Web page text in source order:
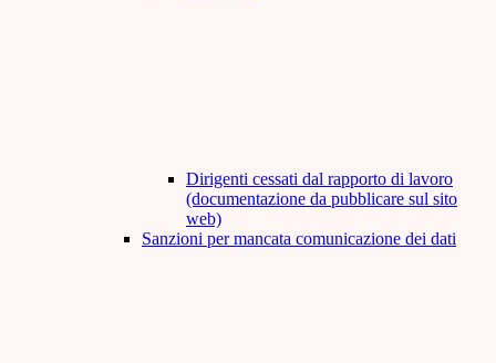
Dirigenti cessati dal rapporto di lavoro
(documentazione da pubblicare sul sito
web)
Sanzioni per mancata comunicazione dei dati